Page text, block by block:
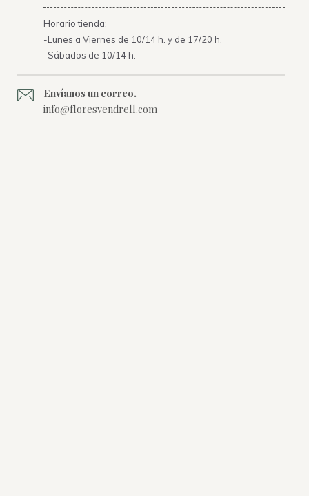
Horario tienda:
-Lunes a Viernes de 10/14 h. y de 17/20 h.
-Sábados de 10/14 h.
Envíanos un correo.
info@floresvendrell.com